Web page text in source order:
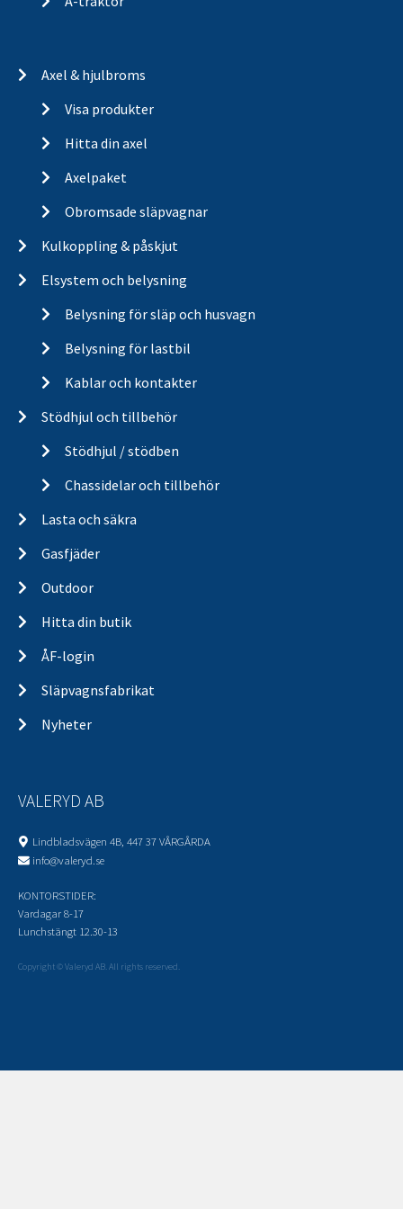
Axel & hjulbroms
Visa produkter
Hitta din axel
Axelpaket
Obromsade släpvagnar
Kulkoppling & påskjut
Elsystem och belysning
Belysning för släp och husvagn
Belysning för lastbil
Kablar och kontakter
Stödhjul och tillbehör
Stödhjul / stödben
Chassidelar och tillbehör
Lasta och säkra
Gasfjäder
Outdoor
Hitta din butik
ÅF-login
Släpvagnsfabrikat
Nyheter
VALERYD AB
Lindbladsvägen 4B, 447 37 VÅRGÅRDA
info@valeryd.se
KONTORSTIDER:
Vardagar 8-17
Lunchstängt 12.30-13
Copyright © Valeryd AB. All rights reserved.